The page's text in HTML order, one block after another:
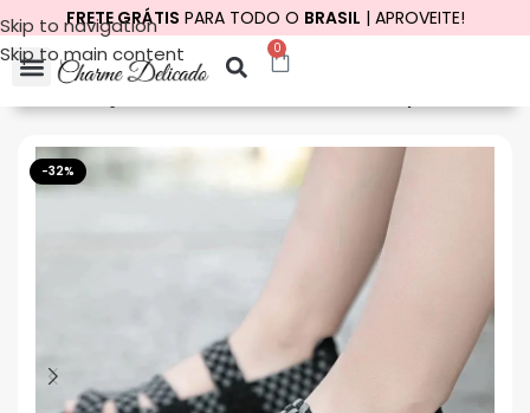
Skip to navigation
Skip to main content
FRETE GRÁTIS PARA TODO O BRASIL | APROVEITE!
0
-32%